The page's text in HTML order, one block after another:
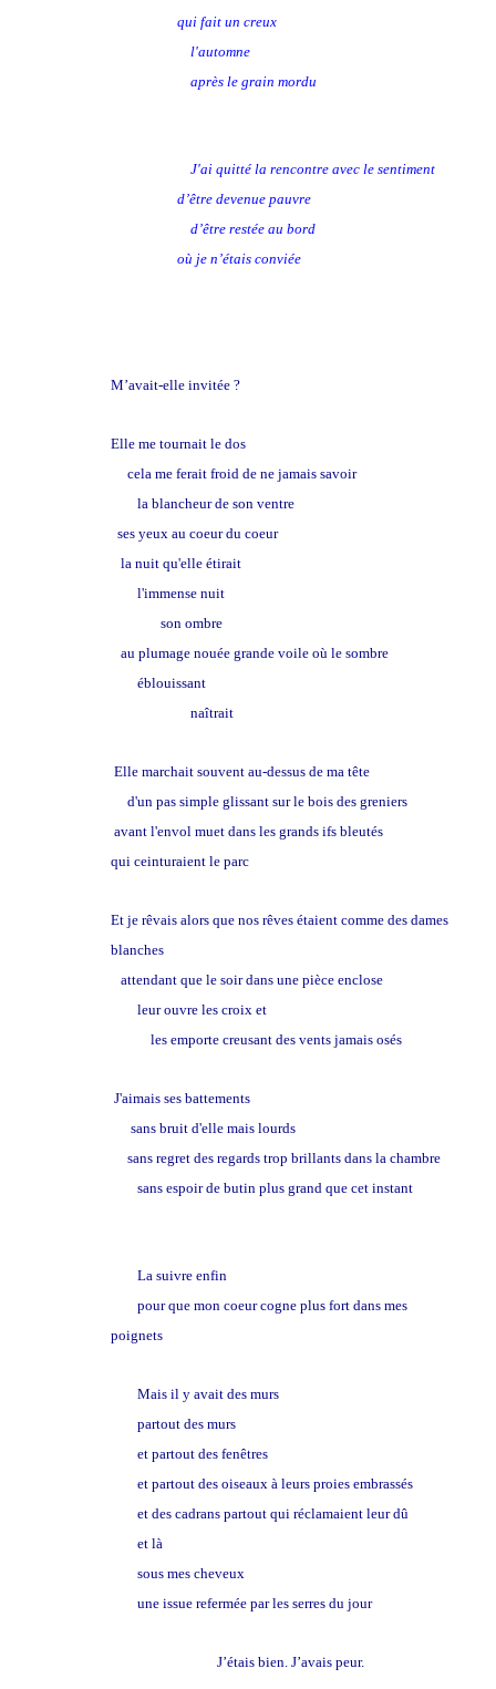
qui fait un creux
l'automne
après le grain mordu
J'ai quitté la rencontre avec le sentiment
d’être devenue pauvre
d’être restée au bord
où je n’étais conviée
M’avait-elle invitée ?
Elle me tournait le dos
cela me ferait froid de ne jamais savoir
la blancheur de son ventre
ses yeux au coeur du coeur
la nuit qu'elle étirait
l'immense nuit
son ombre
au plumage nouée grande voile où le sombre
éblouissant
naîtrait
Elle marchait souvent au-dessus de ma tête
d'un pas simple glissant sur le bois des greniers
avant l'envol muet dans les grands ifs bleutés
qui ceinturaient le parc
Et je rêvais alors que nos rêves étaient comme des dames
blanches
attendant que le soir dans une pièce enclose
leur ouvre les croix et
les emporte creusant des vents jamais osés
J'aimais ses battements
sans bruit d'elle mais lourds
sans regret des regards trop brillants dans la chambre
sans espoir de butin plus grand que cet instant
La suivre enfin
pour que mon coeur cogne plus fort dans mes
poignets
Mais il y avait des murs
partout des murs
et partout des fenêtres
et partout des oiseaux à leurs proies embrassés
et des cadrans partout qui réclamaient leur dû
et là
sous mes cheveux
une issue refermée par les serres du jour
J’étais bien. J’avais peur.